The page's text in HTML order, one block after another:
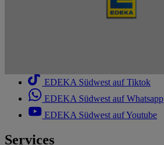
EDEKA Südwest auf Tiktok
EDEKA Südwest auf Whatsapp
EDEKA Südwest auf Youtube
Services